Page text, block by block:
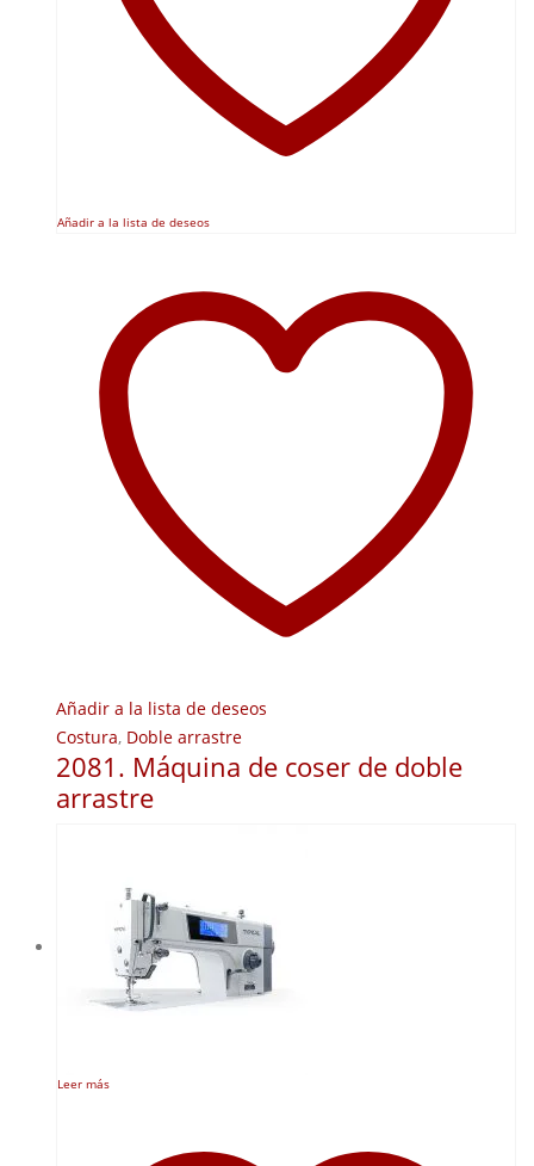
Añadir a la lista de deseos
Añadir a la lista de deseos
Costura, Doble arrastre
2081. Máquina de coser de doble
arrastre
Leer más